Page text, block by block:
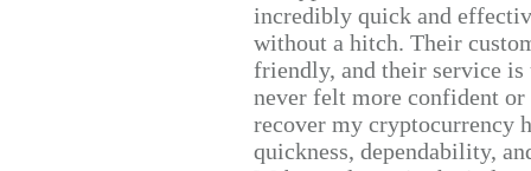
incredibly quick and
without a hitch. Their
friendly, and their service
never felt more confident
recover my cryptocurrency
quickness, dependability,